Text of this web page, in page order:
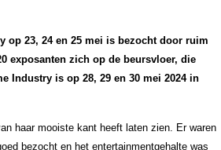
op 23, 24 en 25 mei is bezocht door ruim
exposanten zich op de beursvloer, die
Industry is op 28, 29 en 30 mei 2024 in
haar mooiste kant heeft laten zien. Er waren
bezocht en het entertainmentgehalte was